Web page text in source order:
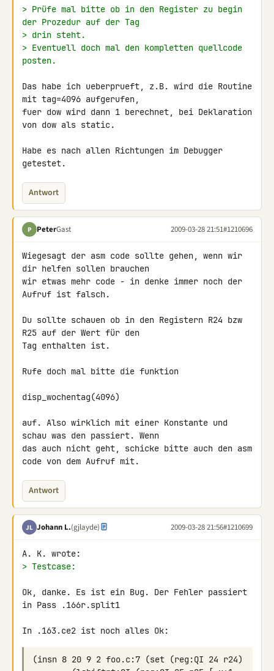
> Prüfe mal bitte ob in den Register zu begin
der Prozedur auf der Tag
> drin steht.
> Eventuell doch mal den kompletten quellcode
posten.
Das habe ich ueberprueft, z.B. wird die Routine
mit tag=4096 aufgerufen,
fuer dow wird dann 1 berechnet, bei Deklaration
von dow als static.
Habe es nach allen Richtungen im Debugger
getestet.
Antwort
P PeterGast 2009-03-28 21:51#1210696
Wiegesagt der asm code sollte gehen, wenn wir
dir helfen sollen brauchen
wir etwas mehr code - in denke immer noch der
Aufruf ist falsch.
Du sollte schauen ob in den Registern R24 bzw
R25 auf der Wert für den
Tag enthalten ist.
Rufe doch mal bitte die funktion
disp_wochentag(4096)
auf. Also wirklich mit einer Konstante und
schau was den passiert. Wenn
das auch nicht geht, schicke bitte auch den asm
code von dem Aufruf mit.
Antwort
JL Johann L.(gjlayde) 2009-03-28 21:56#1210699
> Testcase:
Ok, danke. Es ist ein Bug. Der Fehler passiert
in Pass .166r.split1